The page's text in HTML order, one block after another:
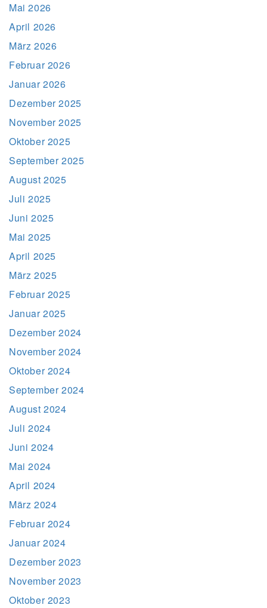
Mai 2026
April 2026
März 2026
Februar 2026
Januar 2026
Dezember 2025
November 2025
Oktober 2025
September 2025
August 2025
Juli 2025
Juni 2025
Mai 2025
April 2025
März 2025
Februar 2025
Januar 2025
Dezember 2024
November 2024
Oktober 2024
September 2024
August 2024
Juli 2024
Juni 2024
Mai 2024
April 2024
März 2024
Februar 2024
Januar 2024
Dezember 2023
November 2023
Oktober 2023